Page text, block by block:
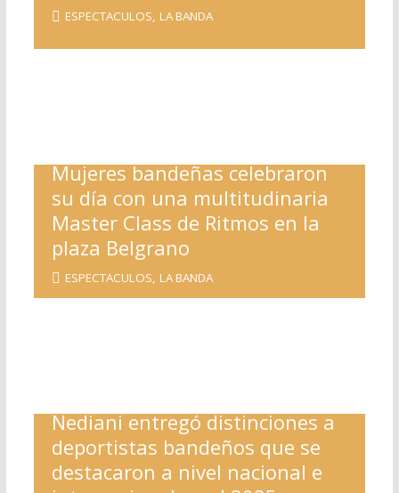
ESPECTACULOS LA BANDA
Mujeres bandeñas celebraron
su día con una multitudinaria
Master Class de Ritmos en la
plaza Belgrano
ESPECTACULOS LA BANDA
Nediani entregó distinciones a
deportistas bandeños que se
destacaron a nivel nacional e